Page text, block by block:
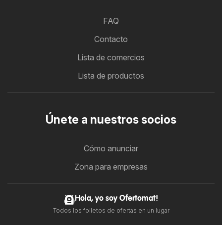
FAQ
Contacto
Lista de comercios
Lista de productos
Únete a nuestros socios
Cómo anunciar
Zona para empresas
Hola, yo soy Ofertomat!
Todos los folletos de ofertas en un lugar